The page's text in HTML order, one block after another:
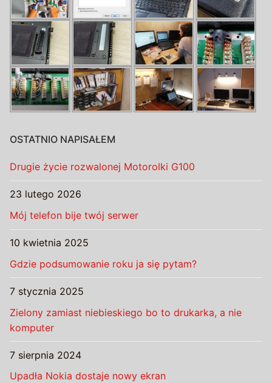
OSTATNIO NAPISAŁEM
Drugie życie rozwalonej Motorolki G100
23 lutego 2026
Mój telefon bije twój serwer
10 kwietnia 2025
Gdzie podsumowanie roku ja się pytam?
7 stycznia 2025
Zielony zamiast niebieskiego bo to drukarka, a nie
komputer
7 sierpnia 2024
Upadła Nokia dostaje nowy ekran